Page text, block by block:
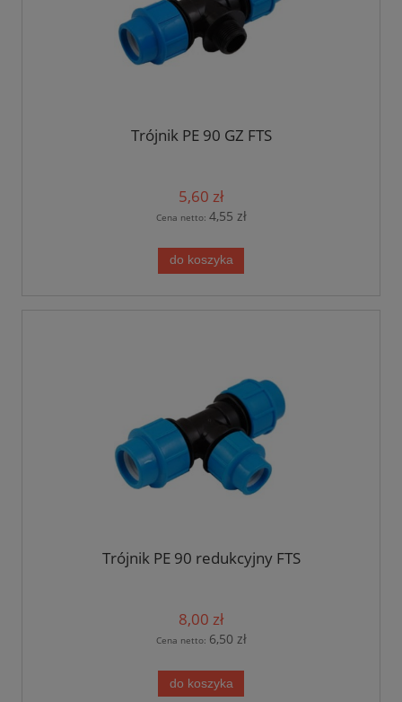
Trójnik PE 90 GZ FTS
5,60 zł
Cena netto: 4,55 zł
do koszyka
Trójnik PE 90 redukcyjny FTS
8,00 zł
Cena netto: 6,50 zł
do koszyka